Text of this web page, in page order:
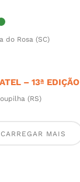
do Rosa (SC)
– 13ª EDIÇÃO
(RS)
CARREGAR MAIS